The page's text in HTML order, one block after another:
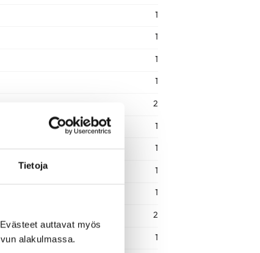
Tietoja
auttavat myös
alakulmassa.
1
1
1
1
2
1
1
1
1
2
1